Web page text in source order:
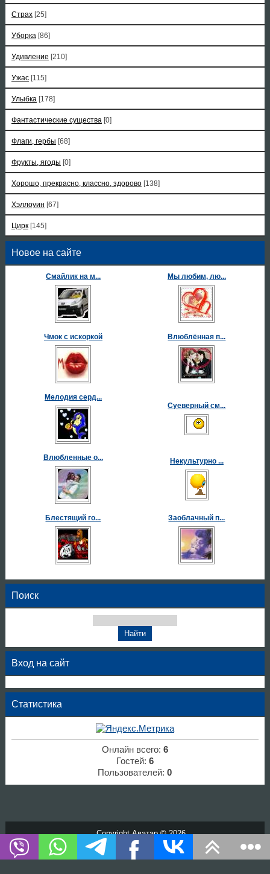
Страх [25]
Уборка [86]
Удивление [210]
Ужас [115]
Улыбка [178]
Фантастические существа [0]
Флаги, гербы [68]
Фрукты, ягоды [0]
Хорошо, прекрасно, классно, здорово [138]
Хэллоуин [67]
Цирк [145]
Новое на сайте
Смайлик на м... Мы любим, лю...
Чмок с искоркой Влюблённая п...
Мелодия серд...
Суеверный см...
Влюбленные о... Некультурно ...
Блестящий го... Заоблачный п...
Поиск
Вход на сайт
Статистика
Онлайн всего: 6
Гостей: 6
Пользователей:0
Copyright Аватар © 2026
Хостинг от
uCoz